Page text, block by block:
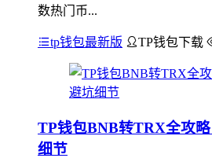
数热门币...
tp钱包最新版 TP钱包下载
TP钱包BNB转TRX全攻
细节